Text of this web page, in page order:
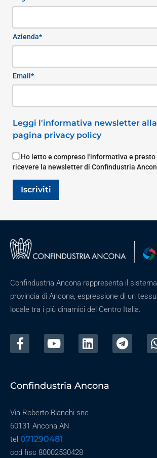
Azienda*
Email*
Leggi l'informativa newsletter
pagina privacy policy
Ho letto e compreso l'informativa e
ricevere la newsletter di Confindustria
Iscriviti
Confindustria Ancona rappresenta il
provincia di Ancona, espressione di un
locale tra i più dinamici del Centro Italia.
Confindustria Ancona
Via Roberto Bianchi snc
60131 Ancona AN
tel 071290481
cod fisc 80002530428